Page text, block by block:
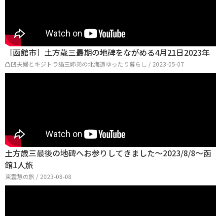
［函館市］土方歳三最期の地碑をながめる4月21日2023年
凸凹夫婦とキジトラ猫三姉弟の北海道ゆったり暮らし / 2023-05-07
土方歳三最後の地碑へお参りしてきました〜2023/8/8〜函
館1人旅
東雲慧の旅 / 2023-08-08